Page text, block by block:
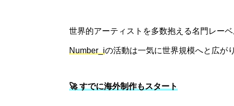
世界的アーティストを多数抱える名門レーベ
Number_iの活動は一気に世界規模へと広が
🚀 すでに海外制作もスタート